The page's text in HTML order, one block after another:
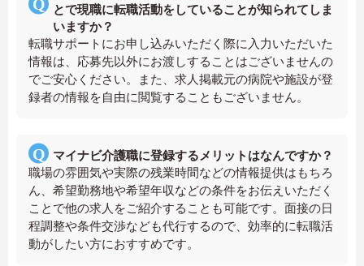
とで現職に転職活動をしていることが知られてしま
いますか？
転職サポートにお申し込みいただく際に入力いただいた
情報は、応募先以外にお渡しすることはございませんの
でご安心ください。また、求人掲載元の病院や施設が登
録者の情報を自由に閲覧することもございません。
マイナビ介護職に登録するメリットはなんですか？
職場の雰囲気や実際の残業時間などの情報提供はもちろ
ん、希望勤務地や希望年収などの条件をお伝えいただく
ことで他の求人をご紹介することも可能です。面接の日
程調整や条件交渉なども代行するので、効率的に転職活
動がしたい方におすすめです。